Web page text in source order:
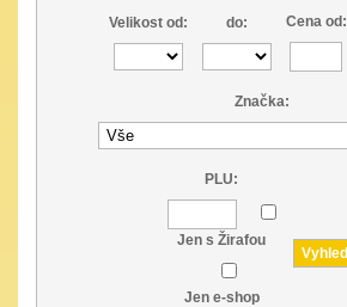
Velikost od: do: Cena od:
Značka:
PLU:
Jen s Žirafou
Jen e-shop